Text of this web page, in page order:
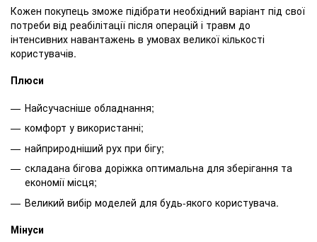
Кожен покупець зможе підібрати необхідний варіант під свої
потреби від реабілітації після операцій і травм до
інтенсивних навантажень в умовах великої кількості
користувачів.
Плюси
Найсучасніше обладнання;
комфорт у використанні;
найприродніший рух при бігу;
складана бігова доріжка оптимальна для зберігання та
економії місця;
Великий вибір моделей для будь-якого користувача.
Мінуси